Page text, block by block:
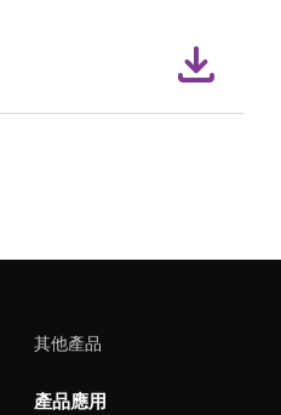
其他產品
產品應用